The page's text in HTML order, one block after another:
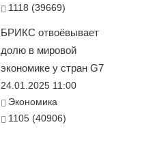
1118 (39669)
БРИКС отвоёвывает
долю в мировой
экономике у стран G7
24.01.2025 11:00
Экономика
1105 (40906)